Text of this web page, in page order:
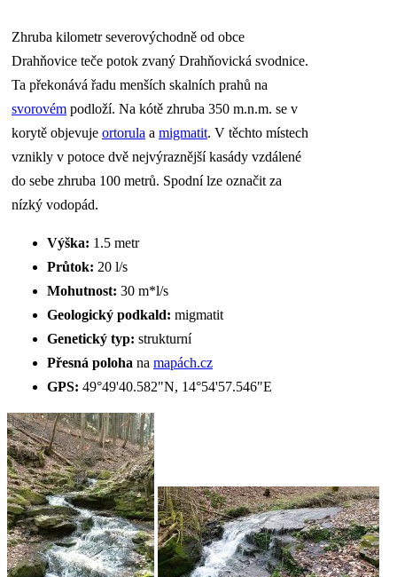
Zhruba kilometr severovýchodně od obce
Drahňovice teče potok zvaný Drahňovická svodnice.
Ta překonává řadu menších skalních prahů na
svorovém podloží. Na kótě zhruba 350 m.n.m. se v
korytě objevuje ortorula a migmatit. V těchto místech
vznikly v potoce dvě nejvýraznější kasády vzdálené
do sebe zhruba 100 metrů. Spodní lze označit za
nízký vodopád.
Výška: 1.5 metr
Průtok: 20 l/s
Mohutnost: 30 m*l/s
Geologický podkald: migmatit
Genetický typ: strukturní
Přesná poloha na mapách.cz
GPS: 49°49'40.582"N, 14°54'57.546"E